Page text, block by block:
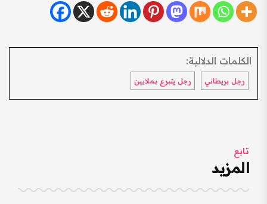
الكلمات الدلالية:
رجل بريطاني رجل يتبرع بملايين
تابع
المزيد